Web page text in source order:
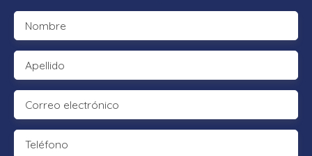
Nombre
Apellido
Correo electrónico
Teléfono